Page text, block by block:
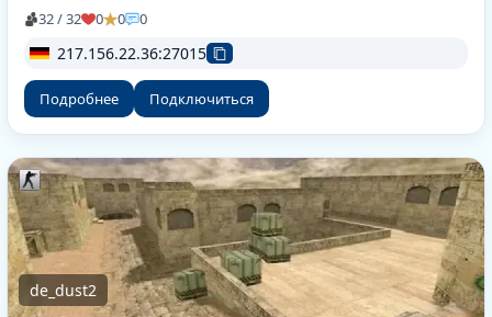
32 / 32 0 0 0
217.156.22.36:27015
Подробнее Подключиться
de_dust2